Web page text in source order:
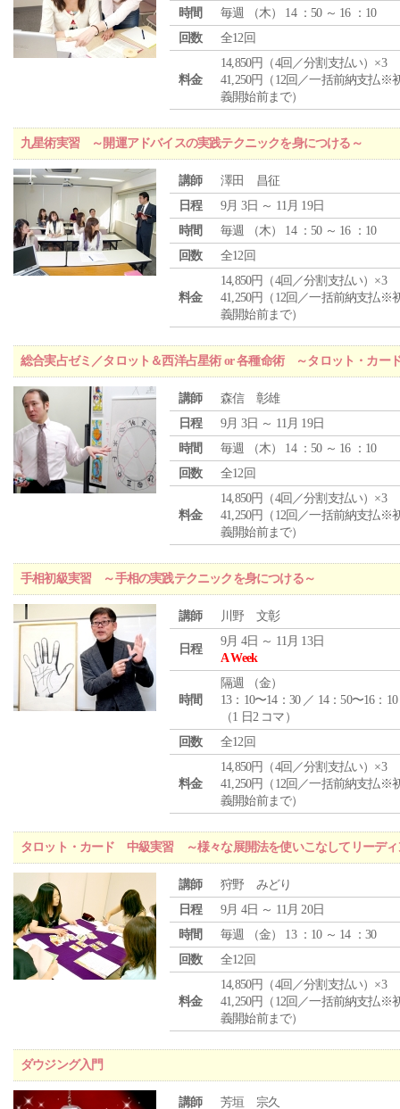
時間
毎週 （木） 14 ：50 ～ 16 ：10
回数
全12回
料金
14,850円（4回／分割支払い）×3
41,250円（12回／一括前納支払※
義開始前まで）
九星術実習 ～開運アドバイスの実践テクニックを身につける～
講師
澤田 昌征
日程
9月 3日 ～ 11月 19日
時間
毎週 （木） 14 ：50 ～ 16 ：10
回数
全12回
料金
14,850円（4回／分割支払い）×3
41,250円（12回／一括前納支払※
義開始前まで）
総合実占ゼミ／タロット＆西洋占星術 or 各種命術 ～タロット・カー
講師
森信 彰雄
日程
9月 3日 ～ 11月 19日
時間
毎週 （木） 14 ：50 ～ 16 ：10
回数
全12回
料金
14,850円（4回／分割支払い）×3
41,250円（12回／一括前納支払※
義開始前まで）
手相初級実習 ～手相の実践テクニックを身につける～
講師 川野 文彰
日程
9月 4日 ～ 11月 13日
A Week
時間
隔週 （金）
13：10〜14：30 ／ 14：50〜16：10
（1 日2 コマ）
回数
全12回
料金
14,850円（4回／分割支払い）×3
41,250円（12回／一括前納支払※
義開始前まで）
タロット・カード 中級実習 ～様々な展開法を使いこなしてリーディ
講師
狩野 みどり
日程
9月 4日 ～ 11月 20日
時間
毎週 （金） 13 ：10 ～ 14 ：30
回数
全12回
料金
14,850円（4回／分割支払い）×3
41,250円（12回／一括前納支払※
義開始前まで）
ダウジング入門
講師 芳垣 宗久